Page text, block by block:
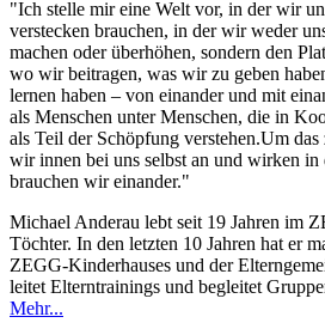
"Ich stelle mir eine Welt vor, in der wir
verstecken brauchen, in der wir weder
machen oder überhöhen, sondern den
wo wir beitragen, was wir zu geben
lernen haben – von einander und mit
als Menschen unter Menschen, die in
als Teil der Schöpfung verstehen.Um
wir innen bei uns selbst an und wirken
brauchen wir einander."
Michael Anderau lebt seit 19 Jahren im
Töchter. In den letzten 10 Jahren hat er
ZEGG-Kinderhauses und der
leitet Elterntrainings und begleitet
Mehr...